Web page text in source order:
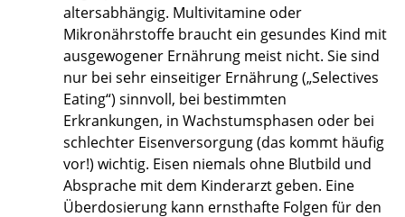
altersabhängig. Multivitamine oder
Mikronährstoffe braucht ein gesundes Kind mit
ausgewogener Ernährung meist nicht. Sie sind
nur bei sehr einseitiger Ernährung („Selectives
Eating“) sinnvoll, bei bestimmten
Erkrankungen, in Wachstumsphasen oder bei
schlechter Eisenversorgung (das kommt häufig
vor!) wichtig. Eisen niemals ohne Blutbild und
Absprache mit dem Kinderarzt geben. Eine
Überdosierung kann ernsthafte Folgen für den